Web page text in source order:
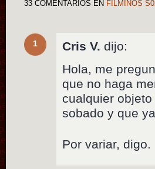
33 COMENTARIOS EN FILMINOS
1 Cris V. dijo:
Hola, me
que no haga
cualquier
sobado y que
Por variar, digo.